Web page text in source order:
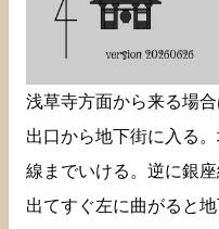
浅草寺方面から来る場
出口から地下街に入る
線までいける。逆に銀
出てすぐ左に曲がると